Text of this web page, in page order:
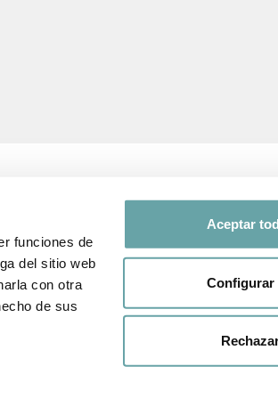
funciones de
del sitio web
con otra
de sus
Aceptar
Configurar
de protecció
SEGUEIX-NOS A
experiència amb nosaltres a